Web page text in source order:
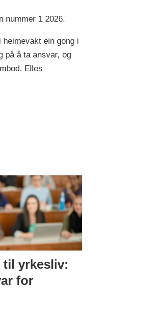
nummer 1 2026.
ein gong i
på å ta ansvar, og
Elles
til yrkesliv:
for